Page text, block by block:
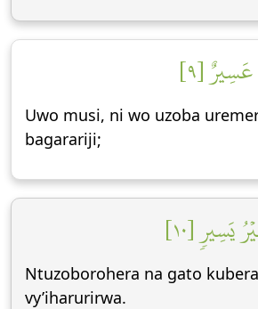
[٩]
Uwo musi, ni wo uzoba
bagarariji;
[١٠]
Ntuzoborohera na gato
vy’iharurirwa.